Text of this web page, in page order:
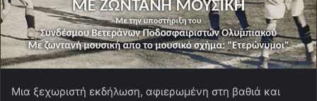
Μια ξεχωριστή εκδήλωση, αφιερωμένη στη βαθιά και